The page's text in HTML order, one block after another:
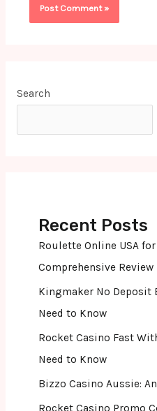
Search
Recent Posts
Roulette Online USA
Comprehensive Review
Kingmaker No Deposit
Need to Know
Rocket Casino Fast
Need to Know
Bizzo Casino Aussie:
Rocket Casino Promo